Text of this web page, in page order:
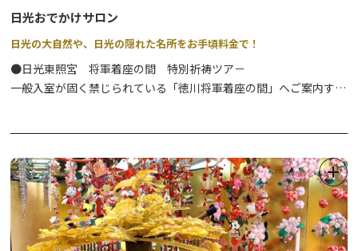
日光おでかけサロン
日光の大自然や、日光の隠れた名所をお手頃料金で！
●日光東照宮 将軍着座の間 特別祈祷ツア－
一般入室が固く禁じられている「徳川将軍着座の間」へご案内する
●日光西町モ－ニング散歩
すがすがしい朝の時間帯に、地元ガイドと「歴史に包まれた町並
み」を見ながら散歩を楽しむツアーです。
詳細はこちら